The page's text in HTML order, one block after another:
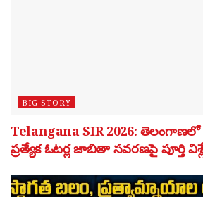
BIG STORY
Telangana SIR 2026: తెలంగాణలో
ప్రత్యేక ఓటర్ల జాబితా సవరణపై పూర్తి